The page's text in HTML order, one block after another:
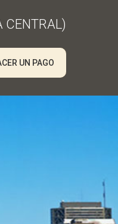
CENTRAL)
UN PAGO